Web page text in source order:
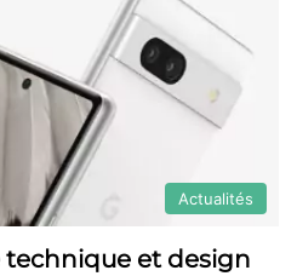
Actualités
technique et design